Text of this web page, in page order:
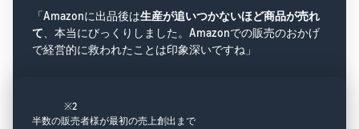
「Amazonに出品後は生産が追いつかないほど商品が売れ
て 、本当にびっくりしました。Amazonでの販売のおかげ
で経営的に救われたことは印象深いですね」
※2
半数の販売者様が最初の売上創出まで